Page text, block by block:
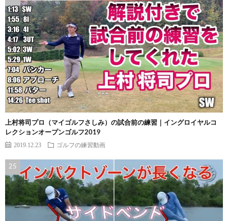
上村将司プロ（マイゴルフさしみ）の試合前の練習｜イングロイヤルコ
レクションオープンゴルフ2019
2019.12.23 ゴルフの練習動画